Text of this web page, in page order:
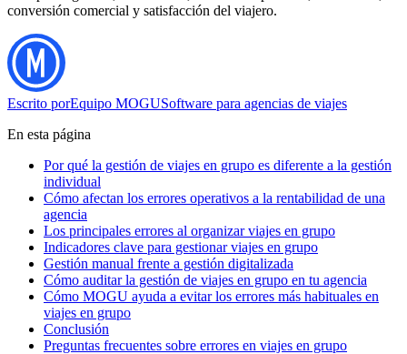
conversión comercial y satisfacción del viajero.
Escrito porEquipo MOGUSoftware para agencias de viajes
En esta página
Por qué la gestión de viajes en grupo es diferente a la gestión
individual
Cómo afectan los errores operativos a la rentabilidad de una
agencia
Los principales errores al organizar viajes en grupo
Indicadores clave para gestionar viajes en grupo
Gestión manual frente a gestión digitalizada
Cómo auditar la gestión de viajes en grupo en tu agencia
Cómo MOGU ayuda a evitar los errores más habituales en
viajes en grupo
Conclusión
Preguntas frecuentes sobre errores en viajes en grupo